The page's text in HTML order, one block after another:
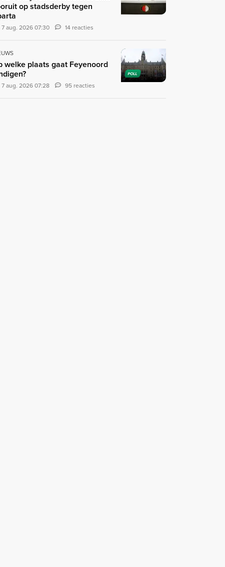
op stadsderby tegen
7 aug. 2026 07:30 14 reacties
POLL
welke plaats gaat Feyenoord
7 aug. 2026 07:28 95 reacties